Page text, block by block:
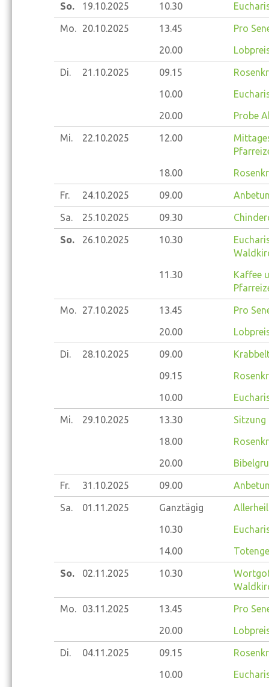
So. 19.10.2025 10.30
Mo. 20.10.2025 13.45
Pro
20.00
Di. 21.10.2025 09.15
10.00
20.00
Probe
Mi. 22.10.2025 12.00
18.00
Fr. 24.10.2025 09.00
Sa. 25.10.2025 09.30
So. 26.10.2025 10.30
11.30
Kaffee
Mo. 27.10.2025 13.45
Pro
20.00
Di. 28.10.2025 09.00
09.15
10.00
Mi. 29.10.2025 13.30
18.00
20.00
Fr. 31.10.2025 09.00
Sa. 01.11.2025 Ganztägig
10.30
14.00
So. 02.11.2025 10.30
Mo. 03.11.2025 13.45
Pro
20.00
Di. 04.11.2025 09.15
10.00